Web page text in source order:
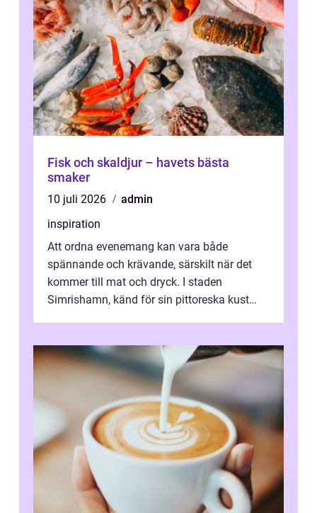
Fisk och skaldjur – havets bästa
smaker
10 juli 2026
admin
inspiration
Att ordna evenemang kan vara både
spännande och krävande, särskilt när det
kommer till mat och dryck. I staden
Simrishamn, känd för sin pittoreska kust